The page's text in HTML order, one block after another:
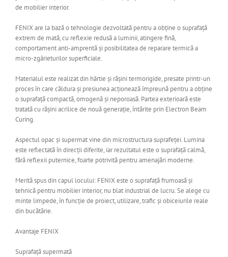
de mobilier interior.
FENIX are la bază o tehnologie dezvoltată pentru a obține o suprafață
extrem de mată, cu reflexie redusă a luminii, atingere fină,
comportament anti-amprentă și posibilitatea de reparare termică a
micro-zgârieturilor superficiale.
Materialul este realizat din hârtie și rășini termorigide, presate printr-un
proces în care căldura și presiunea acționează împreună pentru a obține
o suprafață compactă, omogenă și neporoasă. Partea exterioară este
tratată cu rășini acrilice de nouă generație, întărite prin Electron Beam
Curing.
Aspectul opac și supermat vine din microstructura suprafeței. Lumina
este reflectată în direcții diferite, iar rezultatul este o suprafață calmă,
fără reflexii puternice, foarte potrivită pentru amenajări moderne.
Merită spus din capul locului: FENIX este o suprafață frumoasă și
tehnică pentru mobilier interior, nu blat industrial de lucru. Se alege cu
minte limpede, în funcție de proiect, utilizare, trafic și obiceiurile reale
din bucătărie.
Avantaje FENIX
Suprafață supermată